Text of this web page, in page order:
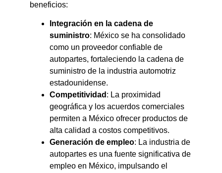
beneficios:​
Integración en la cadena de
suministro: México se ha consolidado
como un proveedor confiable de
autopartes, fortaleciendo la cadena de
suministro de la industria automotriz
estadounidense.​
Competitividad : La proximidad
geográfica y los acuerdos comerciales
permiten a México ofrecer productos de
alta calidad a costos competitivos.​
Generación de empleo: La industria de
autopartes es una fuente significativa de
empleo en México, impulsando el